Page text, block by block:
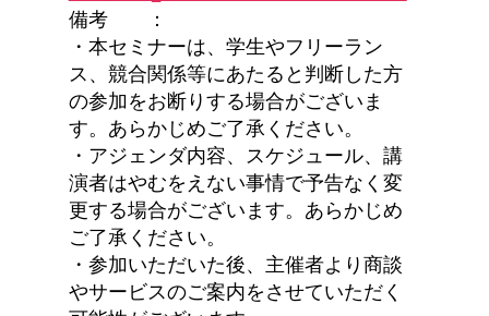
備考 ：
・本セミナーは、学生やフリーラン
ス、競合関係等にあたると判断した方
の参加をお断りする場合がございま
す。あらかじめご了承ください。
・アジェンダ内容、スケジュール、講
演者はやむをえない事情で予告なく変
更する場合がございます。あらかじめ
ご了承ください。
・参加いただいた後、主催者より商談
やサービスのご案内をさせていただく